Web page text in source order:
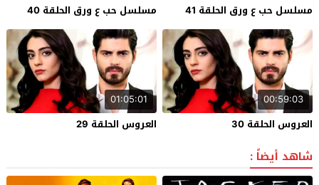
مسلسل حب ع ورق الحلقة 41
مسلسل حب ع ورق الحلقة 40
00:59:03
العروس الحلقة 30
01:05:01
العروس الحلقة 29
شاهد أيضاً :